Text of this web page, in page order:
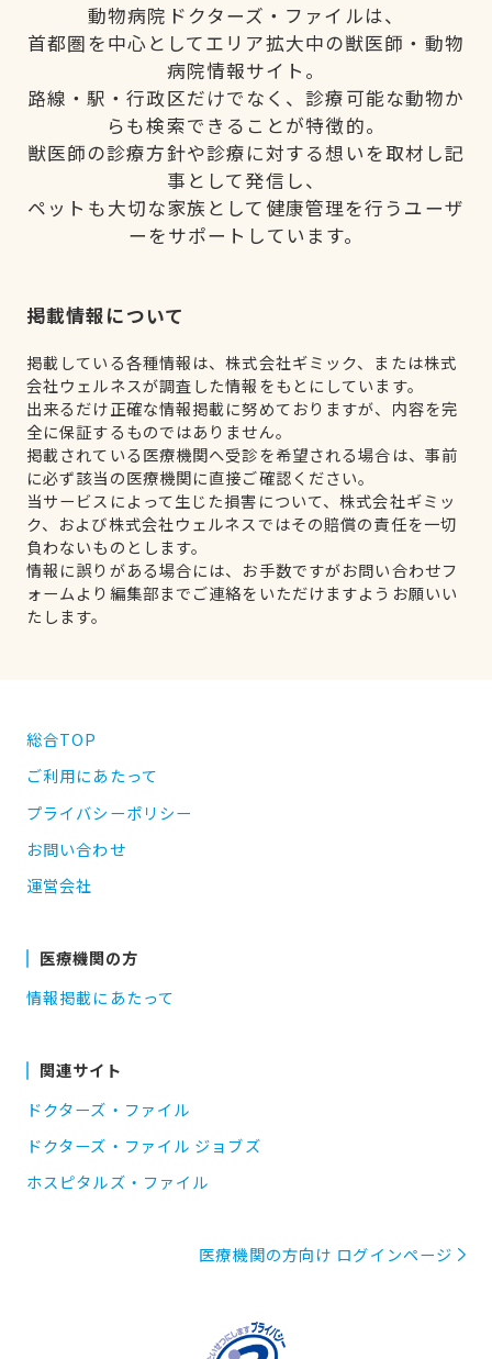
動物病院ドクターズ・ファイルは、
首都圏を中心としてエリア拡大中の獣医師・動物
病院情報サイト。
路線・駅・行政区だけでなく、診療可能な動物か
らも検索できることが特徴的。
獣医師の診療方針や診療に対する想いを取材し記
事として発信し、
ペットも大切な家族として健康管理を行うユーザ
ーをサポートしています。
掲載情報について
掲載している各種情報は、株式会社ギミック、または株式
会社ウェルネスが調査した情報をもとにしています。
出来るだけ正確な情報掲載に努めておりますが、内容を完
全に保証するものではありません。
掲載されている医療機関へ受診を希望される場合は、事前
に必ず該当の医療機関に直接ご確認ください。
当サービスによって生じた損害について、株式会社ギミッ
ク、および株式会社ウェルネスではその賠償の責任を一切
負わないものとします。
情報に誤りがある場合には、お手数ですがお問い合わせフ
ォームより編集部までご連絡をいただけますようお願いい
たします。
総合TOP
ご利用にあたって
プライバシーポリシー
お問い合わせ
運営会社
医療機関の方
情報掲載にあたって
関連サイト
ドクターズ・ファイル
ドクターズ・ファイル ジョブズ
ホスピタルズ・ファイル
医療機関の方向け ログインページ